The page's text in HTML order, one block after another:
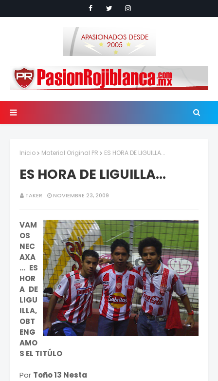
Inicio Material Original PR ES HORA DE LIGUILLA...
ES HORA DE LIGUILLA...
TAKER NOVIEMBRE 23, 2009
VAM
OS
NEC
AXA
… ES
HOR
A DE
LIGU
ILLA,
OBT
ENG
AMO
S EL TITÚLO
Por Toño 13 Nesta